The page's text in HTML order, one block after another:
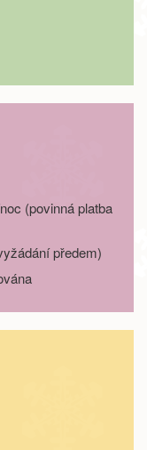
objednej
(povinná platba
předem)